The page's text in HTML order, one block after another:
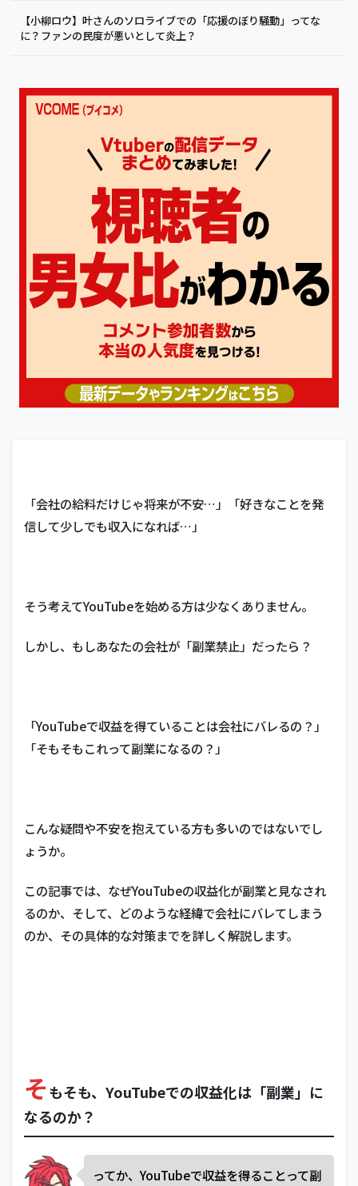
【小柳ロウ】叶さんのソロライブでの「応援のぼり騒動」ってな
に？ファンの民度が悪いとして炎上？
「会社の給料だけじゃ将来が不安…」「好きなことを発
信して少しでも収入になれば…」
そう考えてYouTubeを始める方は少なくありません。
しかし、もしあなたの会社が「副業禁止」だったら？
「YouTubeで収益を得ていることは会社にバレるの？」
「そもそもこれって副業になるの？」
こんな疑問や不安を抱えている方も多いのではないでし
ょうか。
この記事では、なぜYouTubeの収益化が副業と見なされ
るのか、そして、どのような経緯で会社にバレてしまう
のか、その具体的な対策までを詳しく解説します。
そもそも、YouTubeでの収益化は「副業」に
なるのか？
ってか、YouTubeで収益を得ることって副